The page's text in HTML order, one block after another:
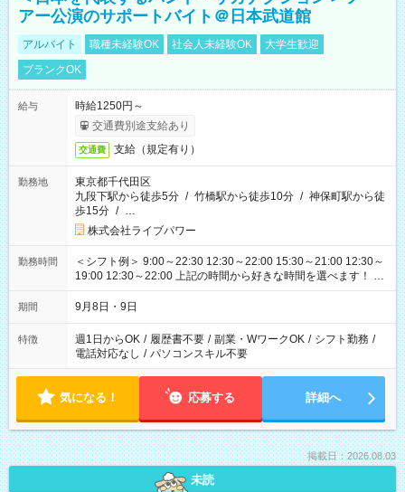
アー公演のサポートバイト＠日本武道館
アルバイト 職種未経験OK 社会人未経験OK
大学生歓迎
ブランクOK
給与
時給1250円～
交通費別途支給あり
交通費 支給（規定有り）
勤務地
東京都千代田区
九段下駅から徒歩5分 / 竹橋駅から徒歩10分 / 神保町駅から徒
歩15分 / …
株式会社ライブパワー
勤務時間
＜シフト例＞ 9:00～22:30 12:30～22:00 15:30～21:00 12:30～
19:00 12:30～22:00 上記の時間から好きな時間を選べます！ ※
時間は変更となる可能性があります
期間 9月8日・9日
特徴 週1日からOK / 履歴書不要 / 副業・WワークOK / シフト勤務 /
電話対応なし / パソコンスキル不要
気になる！ 応募する 詳細へ
掲載日：2026.08.03
未読